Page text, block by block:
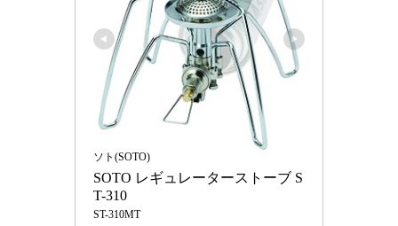
ソト(SOTO)
SOTO レギュレーターストーブ S
T-310
ST-310MT